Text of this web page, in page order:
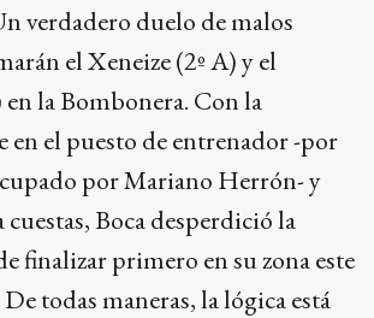
verdadero duelo de malos
el Xeneize (2º A) y el
en la Bombonera. Con la
el puesto de entrenador -por
por Mariano Herrón- y
cuestas, Boca desperdició la
finalizar primero en su zona este
todas maneras, la lógica está